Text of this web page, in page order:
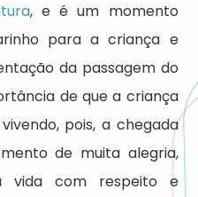
, e é um momento
para a criança e
da passagem do
de que a criança
pois, a chegada
de muita alegria,
vida com respeito e